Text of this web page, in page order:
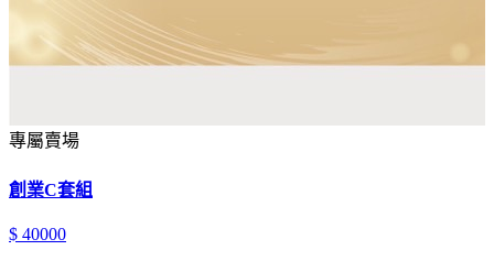
專屬賣場
創業C套組
$ 40000